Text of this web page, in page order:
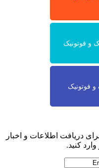
و فوتونیک
فوتونیک
دریافت اطلاعات و اخبار
کنید.